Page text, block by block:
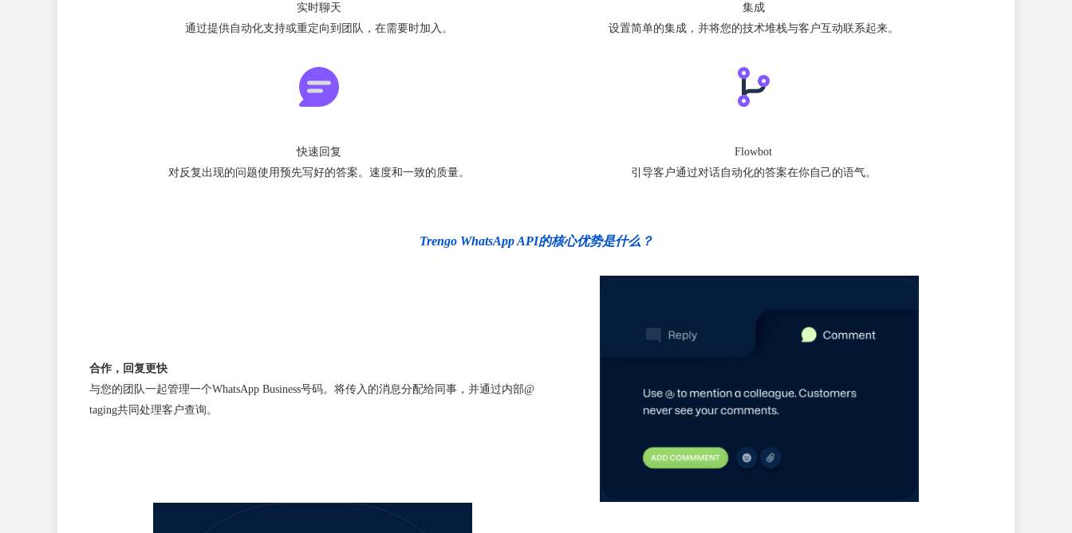
实时聊天
通过提供自动化支持或重定向到团队，在需要时加入。
集成
设置简单的集成，并将您的技术堆栈与客户互动联系起来。
快速回复
对反复出现的问题使用预先写好的答案。速度和一致的质量。
Flowbot
引导客户通过对话自动化的答案在你自己的语气。
Trengo WhatsApp API的核心优势是什么？
合作，回复更快
与您的团队一起管理一个WhatsApp Business号码。将传入的消息分配给同事，并通过内部@
taging共同处理客户查询。